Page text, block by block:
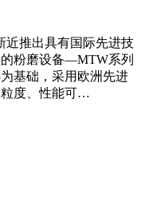
近推出具有国际先进技
粉磨设备—MTW系列
基础，采用欧洲先进
粒度、性能可…